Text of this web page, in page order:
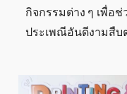
กิจกรรมต่าง ๆ เพื่อ
ประเพณีอันดีงามสืบ